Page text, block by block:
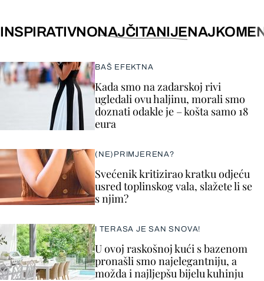
INSPIRATIVNONAJČITANIJE
BAŠ EFEKTNA
Kada smo na zadarskoj rivi
ugledali ovu haljinu, morali smo
doznati odakle je – košta samo 18
eura
(NE)PRIMJERENA?
Svećenik kritizirao kratku odjeću
usred toplinskog vala, slažete li se
s njim?
I TERASA JE SAN SNOVA!
U ovoj raskošnoj kući s bazenom
pronašli smo najelegantniju, a
možda i najljepšu bijelu kuhinju